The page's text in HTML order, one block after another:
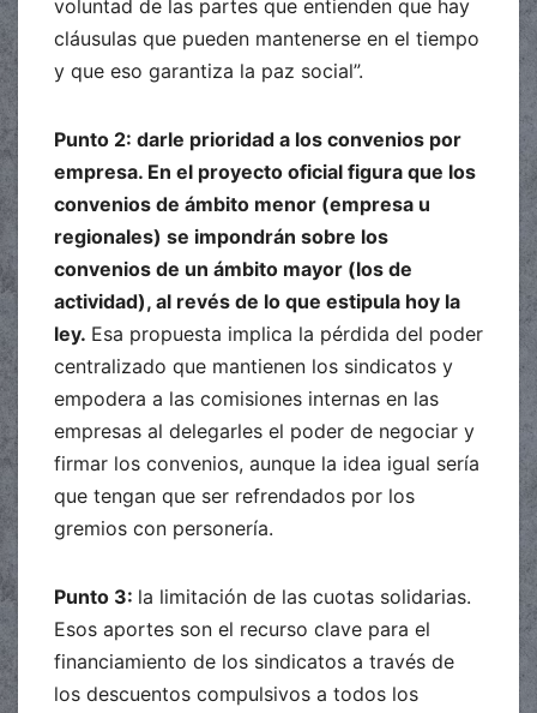
voluntad de las partes que entienden que hay
cláusulas que pueden mantenerse en el tiempo
y que eso garantiza la paz social”.
Punto 2: darle prioridad a los convenios por
empresa. En el proyecto oficial figura que los
convenios de ámbito menor (empresa u
regionales) se impondrán sobre los
convenios de un ámbito mayor (los de
actividad), al revés de lo que estipula hoy la
ley. Esa propuesta implica la pérdida del poder
centralizado que mantienen los sindicatos y
empodera a las comisiones internas en las
empresas al delegarles el poder de negociar y
firmar los convenios, aunque la idea igual sería
que tengan que ser refrendados por los
gremios con personería.
Punto 3: la limitación de las cuotas solidarias.
Esos aportes son el recurso clave para el
financiamiento de los sindicatos a través de
los descuentos compulsivos a todos los